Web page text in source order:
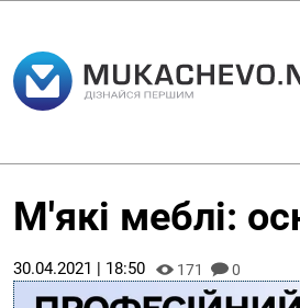
М'які меблі:
30.04.2021 | 18:50 171 0